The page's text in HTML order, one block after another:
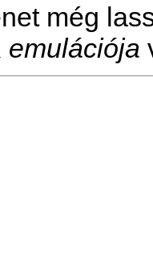
még
emulációja